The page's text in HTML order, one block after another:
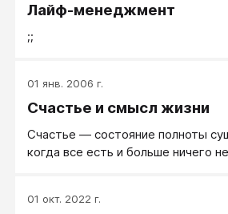
Лайф-менеджмент
;;
01 янв. 2006 г.
Счастье и смысл жизни
Счастье — состояние полноты
когда все есть и больше ничего
01 окт. 2022 г.